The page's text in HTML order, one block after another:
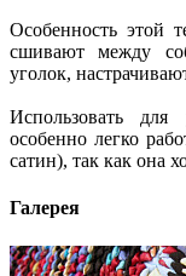
Особенность этой
сшивают между
уголок,
Использовать
особенно легко
сатин), так как она
Галерея